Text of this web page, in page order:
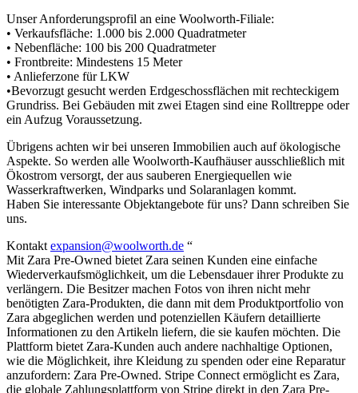
Unser Anforderungsprofil an eine Woolworth-Filiale:
• Verkaufsfläche: 1.000 bis 2.000 Quadratmeter
• Nebenfläche: 100 bis 200 Quadratmeter
• Frontbreite: Mindestens 15 Meter
• Anlieferzone für LKW
•Bevorzugt gesucht werden Erdgeschossflächen mit rechteckigem
Grundriss. Bei Gebäuden mit zwei Etagen sind eine Rolltreppe oder
ein Aufzug Voraussetzung.
Übrigens achten wir bei unseren Immobilien auch auf ökologische
Aspekte. So werden alle Woolworth-Kaufhäuser ausschließlich mit
Ökostrom versorgt, der aus sauberen Energiequellen wie
Wasserkraftwerken, Windparks und Solaranlagen kommt.
Haben Sie interessante Objektangebote für uns? Dann schreiben Sie
uns.
Kontaktexpansion@woolworth.de “
Mit Zara Pre-Owned bietet Zara seinen Kunden eine einfache
Wiederverkaufsmöglichkeit, um die Lebensdauer ihrer Produkte zu
verlängern. Die Besitzer machen Fotos von ihren nicht mehr
benötigten Zara-Produkten, die dann mit dem Produktportfolio von
Zara abgeglichen werden und potenziellen Käufern detaillierte
Informationen zu den Artikeln liefern, die sie kaufen möchten. Die
Plattform bietet Zara-Kunden auch andere nachhaltige Optionen,
wie die Möglichkeit, ihre Kleidung zu spenden oder eine Reparatur
anzufordern: Zara Pre-Owned. Stripe Connect ermöglicht es Zara,
die globale Zahlungsplattform von Stripe direkt in den Zara Pre-